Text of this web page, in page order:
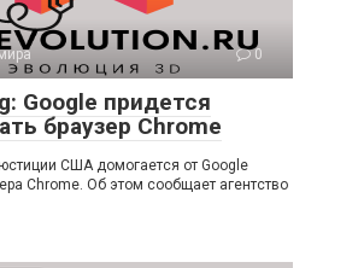
0
Google придется
браузер Chrome
США домогается от Google
Chrome. Об этом сообщает агентство